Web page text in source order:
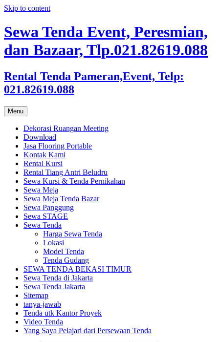
Skip to content
Sewa Tenda Event, Peresmian,
dan Bazaar, Tlp.021.82619.088
Rental Tenda Pameran,Event, Telp:
021.82619.088
Menu
Dekorasi Ruangan Meeting
Download
Jasa Flooring Portable
Kontak Kami
Rental Kursi
Rental Tiang Antri Beludru
Sewa Kursi & Tenda Pernikahan
Sewa Meja
Sewa Meja Tenda Bazar
Sewa Panggung
Sewa STAGE
Sewa Tenda
Harga Sewa Tenda
Lokasi
Model Tenda
Tenda Gudang
SEWA TENDA BEKASI TIMUR
Sewa Tenda di Jakarta
Sewa Tenda Jakarta
Sitemap
tanya-jawab
Tenda utk Kantor Proyek
Video Tenda
Yang Saya Pelajari dari Persewaan Tenda